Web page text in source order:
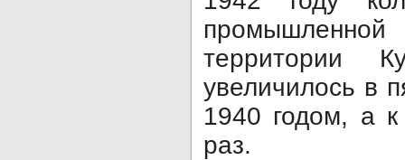
территории
увеличилось в
1940 годом, а
раз.